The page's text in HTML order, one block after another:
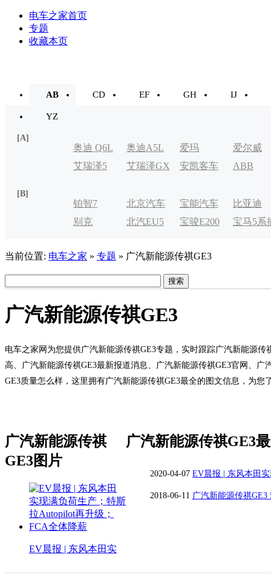
电车之家首页
专题
收藏本页
AB CD EF GH IJ
YZ
[A]
奥迪 Q6L
e-tron
奥迪A5L 爱玛
爱尔威
艾瑞泽5
艾瑞泽GX 安凯客车 ABB
[B]
铂智7 北京汽车
制造厂
宝能汽车
比亚迪
别克
北汽EU5 宝骏E200 宝马5系
当前位置: 电车之家 » 专题 » 广汽新能源传祺GE3
广汽新能源传祺GE3
电车之家网为您提供广汽新能源传祺GE3专题，实时跟踪广汽新能源
高、广汽新能源传祺GE3最新报道消息、广汽新能源传祺GE3官网、
GE3质量怎么样，这里拥有广汽新能源传祺GE3最全的图文信息，为您
广汽新能源传祺
GE3图片
EV晨报 | 东风本田实
广汽新能源传祺GE3
2020-04-07 EV晨报 | 东风本田
升级；FCA全体降薪
2018-06-11 广汽新能源传祺